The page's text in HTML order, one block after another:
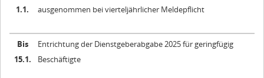
1.1.
ausgenommen bei vierteljährlicher Meldepflicht
Bis
15.1.
Entrichtung der Dienstgeberabgabe 2025 für geringfügig
Beschäftigte